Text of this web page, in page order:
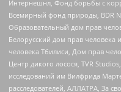
Интернешнл, Фонд борьбы с
Всемирный фонд природы, BDR
Образовательный дом прав
Белорусский дом прав человека
человека Тбилиси, Дом прав
Центр дикого лосося, TVR
исследований им Вилфрида
расследователей, АЛЛАТРА, За